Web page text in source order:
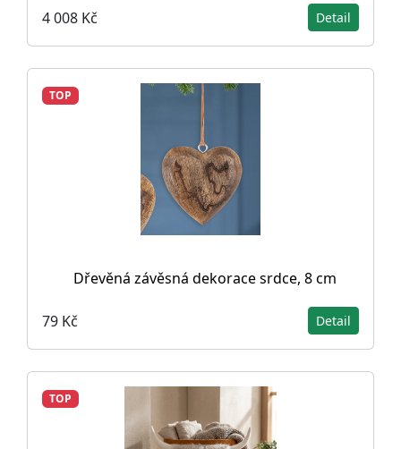
4 008 Kč Detail
TOP
Dřevěná závěsná dekorace srdce, 8 cm
79 Kč Detail
TOP